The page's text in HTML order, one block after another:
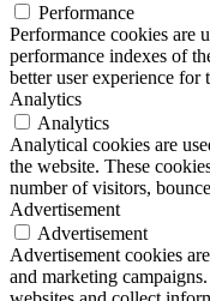
Performance
Performance cookies are
performance indexes of
better user experience for
Analytics
Analytics
Analytical cookies are
the website. These
number of visitors,
Advertisement
Advertisement
Advertisement cookies
and marketing